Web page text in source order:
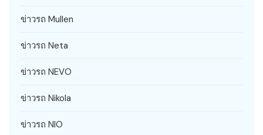
ข่าวรถ Mullen
ข่าวรถ Neta
ข่าวรถ NEVO
ข่าวรถ Nikola
ข่าวรถ NIO